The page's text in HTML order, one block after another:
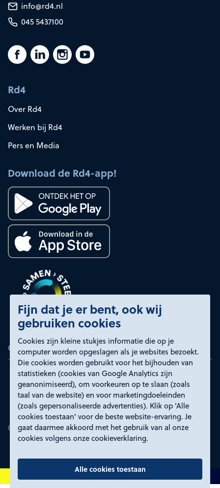
Fijn dat je er bent, ook wij
gebruiken cookies
Cookies zijn kleine stukjes informatie die op je
computer worden opgeslagen als je websites bezoekt.
Die cookies worden gebruikt voor het bijhouden van
statistieken (cookies van Google Analytics zijn
geanonimiseerd), om voorkeuren op te slaan (zoals
taal van de website) en voor marketingdoeleinden
(zoals gepersonaliseerde advertenties). Klik op 'Alle
cookies toestaan' voor de beste website-ervaring. Je
gaat daarmee akkoord met het gebruik van al onze
cookies volgens onze cookieverklaring.
Alle cookies toestaan
info@rd4.nl
045 5437100
Rd4
Over Rd4
Werken bij Rd4
Pers en Media
Download de Rd4-app!
Certificeringen